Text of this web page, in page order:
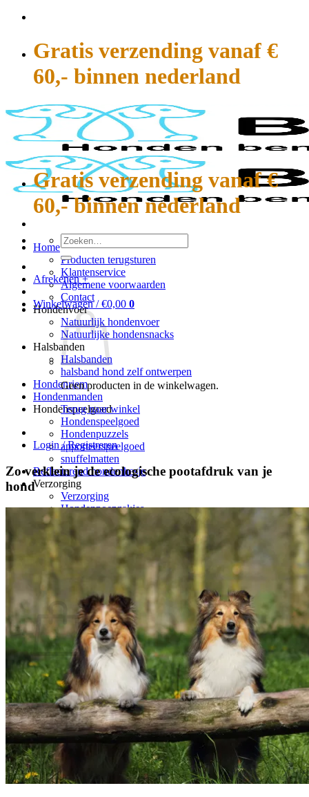
Gratis verzending vanaf €
60,- binnen nederland
Home
Producten terugsturen
Klantenservice
Algemene voorwaarden
Contact
Hondenvoer
Natuurlijk hondenvoer
Natuurlijke hondensnacks
Halsbanden
Halsbanden
halsband hond zelf ontwerpen
Hondenriem
Hondenmanden
Hondenspeelgoed
Hondenspeelgoed
Hondenpuzzels
apporteerspeelgoed
snuffelmatten
Reflecterend hondenhesje
Verzorging
Verzorging
Hondenpoepzakjes
hondenverzorging
Hondenborstel – hondenkam
Blog
Klantenreacties
Winkelwagen
Geen producten in de winkelwagen.
Terug naar winkel
Gratis verzending vanaf €
60,- binnen nederland
Zoeken
naar:
Afrekenen +
Winkelwagen /€0,00 0
Geen producten in de winkelwagen.
Terug naar winkel
Login / Registreren
Zo verklein je de ecologische pootafdruk van je
hond